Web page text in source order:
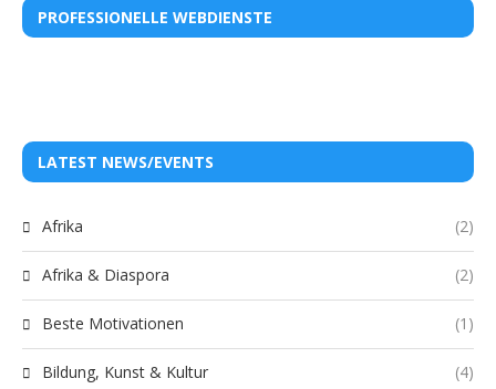
PROFESSIONELLE WEBDIENSTE
LATEST NEWS/EVENTS
Afrika (2)
Afrika & Diaspora (2)
Beste Motivationen (1)
Bildung, Kunst & Kultur (4)